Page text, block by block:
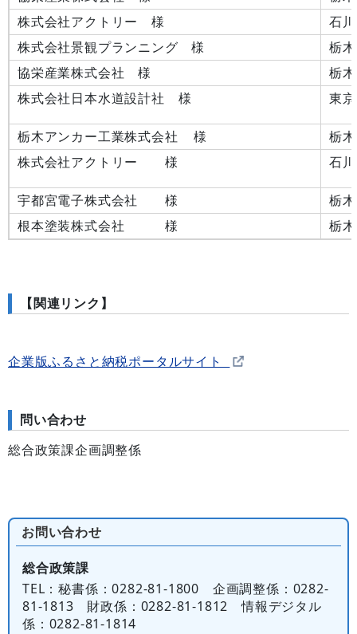
株式会社アクトリー 様
石
株式会社景観プランニング 様
栃
協栄産業株式会社 様
栃
株式会社日本水道設計社 様
東
栃木アンカー工業株式会社 様
栃
株式会社アクトリー 様
石
宇都宮電子株式会社 様
栃
根本塗装株式会社 様
栃
【関連リンク】
企業版ふるさと納税ポータルサイト
問い合わせ
総合政策課企画調整係
お問い合わせ
総合政策課
TEL ：秘書係：0282-81-1800 企画調整係：0282-
81-1813 財政係：0282-81-1812 情報デジタル
係：0282-81-1814